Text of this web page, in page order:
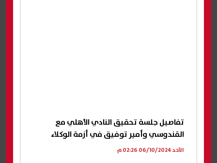
تفاصيل جلسة تحقيق النادي الأهلي مع
القندوسي وأمير توفيق في أزمة الوكلاء
الأحد 06/10/2024 02:26 م